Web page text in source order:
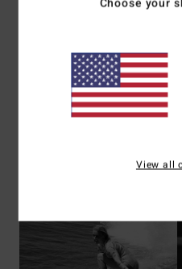
View all